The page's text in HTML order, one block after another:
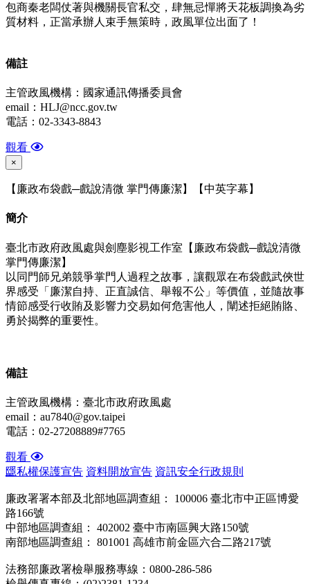
包商秦老闆仗著與機關長官私交，肆無忌憚將天花板調換為劣
質材料，正當承辦人束手無策時，政風單位出面了！
備註
主管政風機構：國家通訊傳播委員會
email：HLJ@ncc.gov.tw
電話：02-3343-8843
觀看
×
【廉政布袋戲─戲說清微 掌門傳廉潔】【中英字幕】
簡介
臺北市政府政風處與劍塵影視工作室【廉政布袋戲─戲說清微
掌門傳廉潔】
以同門師兄弟競爭掌門人過程之故事，讓觀眾在布袋戲武俠世
界感受「廉潔自持、正直誠信、舉報不公」等價值，並隨故事
情節感受行收賄及影響力交易如何危害他人，闡述拒絕賄賂、
勇於揭弊的重要性。
備註
主管政風機構：臺北市政府政風處
email：au7840@gov.taipei
電話：02-27208889#7765
觀看
:::
隱私權保護宣告 資料開放宣告 資訊安全行政規則
廉政署署本部及北部地區調查組： 100006 臺北市中正區博愛
路166號
中部地區調查組： 402002 臺中市南區興大路150號
南部地區調查組： 801001 高雄市前金區六合二路217號
法務部廉政署檢舉服務專線：0800-286-586